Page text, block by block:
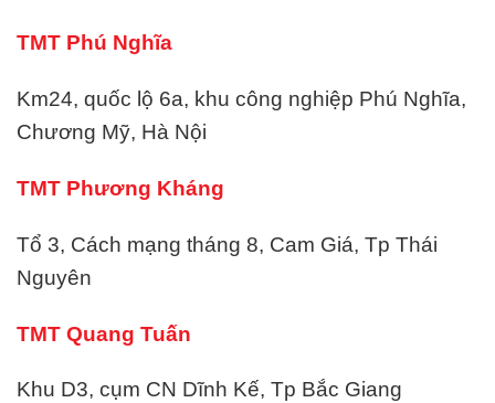
TMT Phú Nghĩa
Km24, quốc lộ 6a, khu công nghiệp Phú Nghĩa,
Chương Mỹ, Hà Nội
TMT Phương Kháng
Tổ 3, Cách mạng tháng 8, Cam Giá, Tp Thái
Nguyên
TMT Quang Tuấn
Khu D3, cụm CN Dĩnh Kế, Tp Bắc Giang